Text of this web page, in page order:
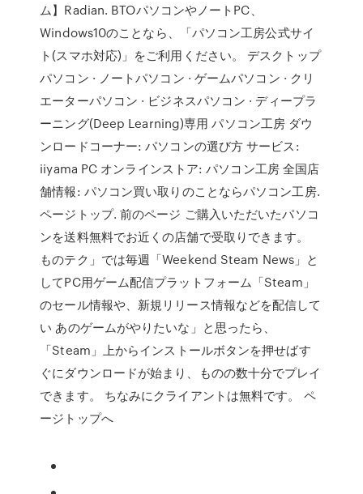
ム】Radian. BTOパソコンやノートPC、
Windows10のことなら、「パソコン工房公式サイ
ト(スマホ対応)」をご利用ください。 デスクトップ
パソコン · ノートパソコン · ゲームパソコン · クリ
エーターパソコン · ビジネスパソコン · ディープラ
ーニング(Deep Learning)専用 パソコン工房 ダウ
ンロードコーナー: パソコンの選び方 サービス:
iiyama PC オンラインストア: パソコン工房 全国店
舗情報: パソコン買い取りのことならパソコン工房.
ページトップ. 前のページ ご購入いただいたパソコ
ンを送料無料でお近くの店舗で受取りできます。
ものテク」では毎週「Weekend Steam News」と
してPC用ゲーム配信プラットフォーム「Steam」
のセール情報や、新規リリース情報などを配信して
い あのゲームがやりたいな」と思ったら、
「Steam」上からインストールボタンを押せばす
ぐにダウンロードが始まり、ものの数十分でプレイ
できます。 ちなみにクライアントは無料です。 ペ
ージトップへ